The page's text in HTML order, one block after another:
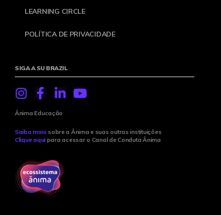
LEARNING CIRCLE
POLÍTICA DE PRIVACIDADE
SIGA A SU BRAZIL
Ânima Educação
Saiba mais sobre a Ânima e suas outras instituições
Clique aqui para acessar o Canal de Conduta Ânima